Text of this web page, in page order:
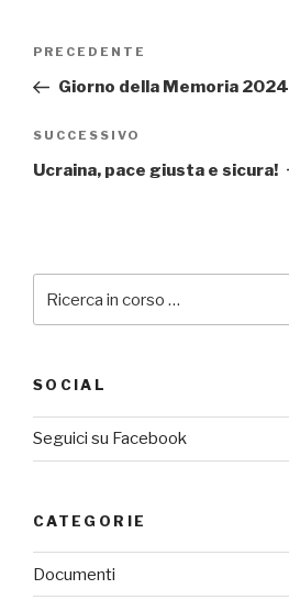
Navigazione
Articolo
precedente:
PRECEDENTE
Giorno della Memoria
Articolo
successivo
SUCCESSIVO
Ucraina, pace giusta e sicura!
SOCIAL
Seguici su Facebook
CATEGORIE
Documenti